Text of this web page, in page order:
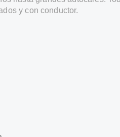
y con conductor.